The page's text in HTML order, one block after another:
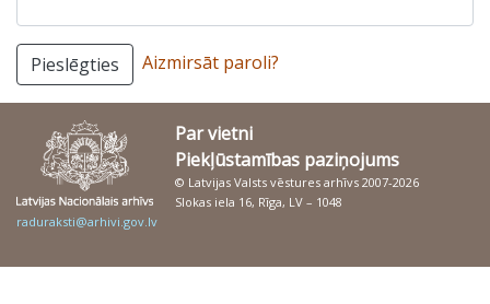
Pieslēgties Aizmirsāt paroli?
Par vietni
Piekļūstamības paziņojums
© Latvijas Valsts vēstures arhīvs 2007-2026
Slokas iela 16, Rīga, LV – 1048
raduraksti@arhivi.gov.lv